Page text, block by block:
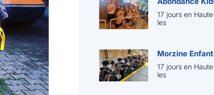
17 jours en
les
Morzine
17 jours en
les